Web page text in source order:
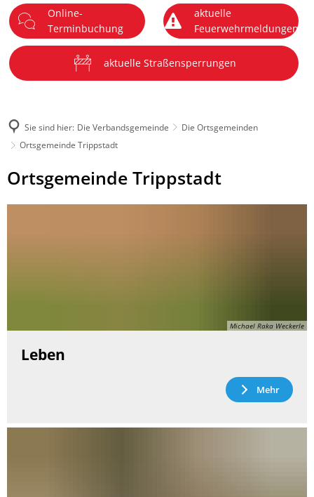
Menü
Online-
Terminbuchung
aktuelle
Feuerwehrmeldungen
aktuelle Straßensperrungen
Sie sind hier: Die Verbandsgemeinde
Die Ortsgemeinden
Ortsgemeinde Trippstadt
Ortsgemeinde
Trippstadt
Ortsgemeinde Trippstadt
Michael Raka Weckerle
Leben
Mehr